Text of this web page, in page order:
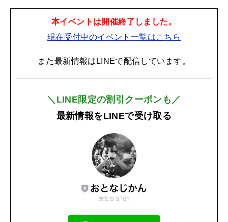
本イベントは開催終了しました。
現在受付中のイベント一覧はこちら
また最新情報はLINEで配信しています。
＼LINE限定の割引クーポンも／
最新情報をLINEで受け取る